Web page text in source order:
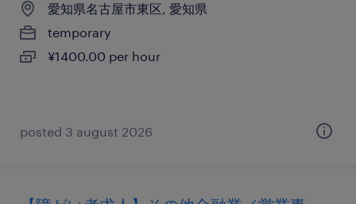
愛知県名古屋市東区, 愛知県
temporary
¥1400.00 per hour
posted 3 august 2026